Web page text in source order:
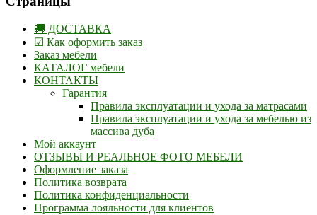
🚚 ДОСТАВКА
☑ Как оформить заказ
Заказ мебели
КАТАЛОГ мебели
КОНТАКТЫ
Гарантия
Правила эксплуатации и ухода за матрасами
Правила эксплуатации и ухода за мебелью из
массива дуба
Мой аккаунт
ОТЗЫВЫ И РЕАЛЬНОЕ ФОТО МЕБЕЛИ
Оформление заказа
Политика возврата
Политика конфиденциальности
Программа лояльности для клиентов